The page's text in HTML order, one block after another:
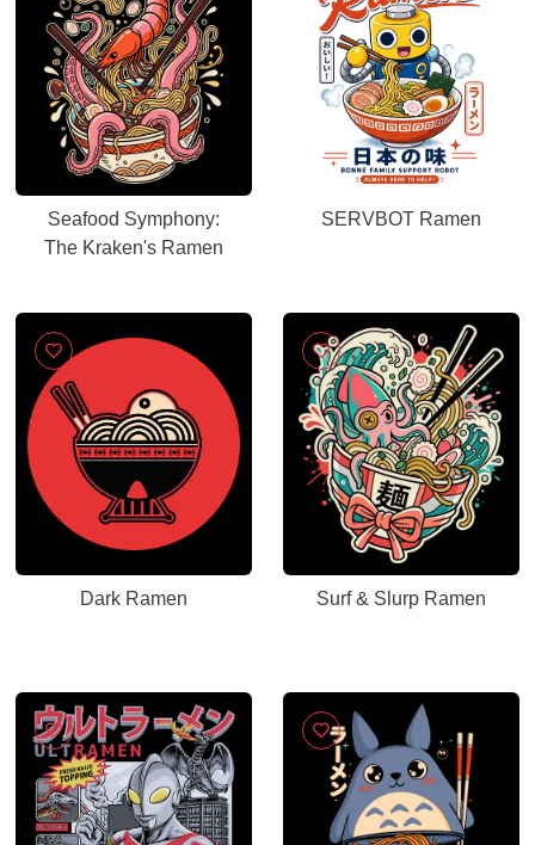
Seafood Symphony:
The Kraken's Ramen
SERVBOT Ramen
Dark Ramen Surf & Slurp Ramen